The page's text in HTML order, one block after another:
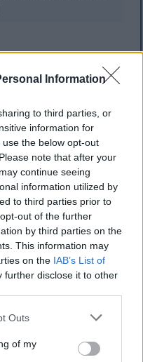
Information
to third parties, or
information for
the below opt-out
note that after your
continue seeing
information utilized by
to third parties prior to
out of the further
by third parties on the
This information may
on the IAB’s List of
further disclose it to other
one or more Google
You may click to
its third-party tags to
Outs
of my
लागि उत्कृष्ट
स्वाद थप्नको लागि उत्तम
यसलाई सलादमा काँचो
परिकार अझ राम्रो
गर्नुहोस् वा पेस्टोमा
राम्रोसँग जान्छ, जसले
अझ रोमाञ्चक
लागि उत्कृष्ट छ। आफ्नो
समावेश गर्ने